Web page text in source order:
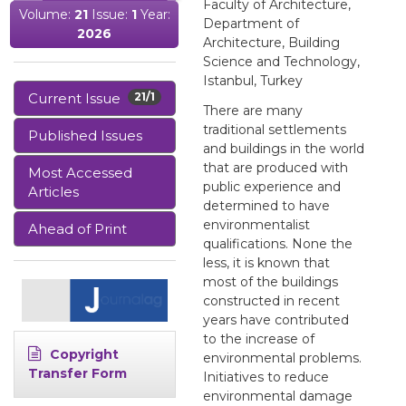
Volume: 21Issue: 1Year:
2026
21/1
Current Issue
Published Issues
Most Accessed
Articles
Ahead of Print
Copyright
Transfer Form
Faculty of Architecture,
Department of
Architecture, Building
Science and Technology,
Istanbul, Turkey
There are many
traditional settlements
and buildings in the world
that are produced with
public experience and
determined to have
environmentalist
qualifications. None the
less, it is known that
most of the buildings
constructed in recent
years have contributed
to the increase of
environmental problems.
Initiatives to reduce
environmental damage